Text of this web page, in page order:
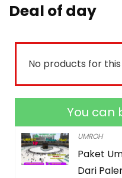
Deal of day
No products for
You can
UMROH
Paket
Dari